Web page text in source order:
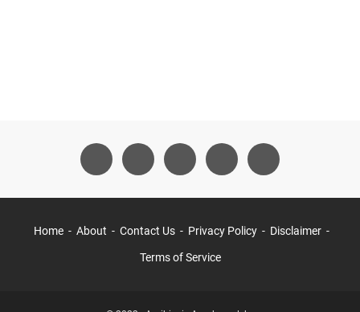
Home About Contact Us Privacy Policy Disclaimer
Terms of Service